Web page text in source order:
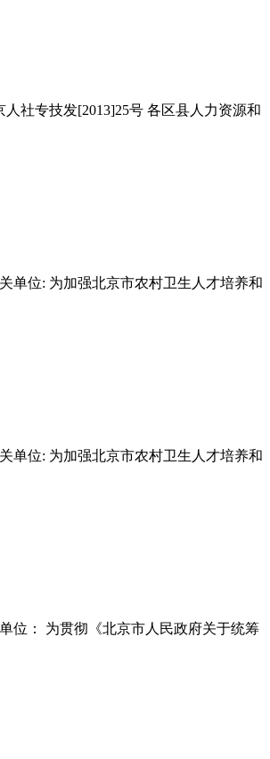
社专技发[2013]25号 各区县人力资源和
单位: 为加强北京市农村卫生人才培养和
单位: 为加强北京市农村卫生人才培养和
位： 为贯彻《北京市人民政府关于统筹